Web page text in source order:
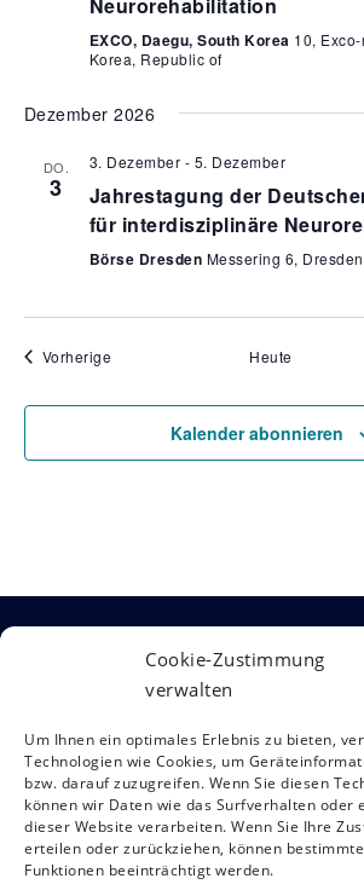
Cookie-Zustimmung
verwalten
Um Ihnen ein optimales Erlebnis zu bieten,
Technologien wie Cookies, um
bzw. darauf zuzugreifen. Wenn Sie diesen
können wir Daten wie das Surfverhalten oder
dieser Website verarbeiten. Wenn Sie Ihre
erteilen oder zurückziehen, können
Funktionen beeinträchtigt werden.
EXCO, Daegu, South Korea 10,
Korea, Republic of
Dezember 2026
DO.
3
3. Dezember - 5. Dezember
Jahrestagung der
für interdisziplinäre
Börse Dresden Messering 6,
Vorherige Heute
Kalender abonnieren
Österreichische Gesellschaft für
T: +43 (0)1 890 3474 – 950
E: oegnr@studio12.at